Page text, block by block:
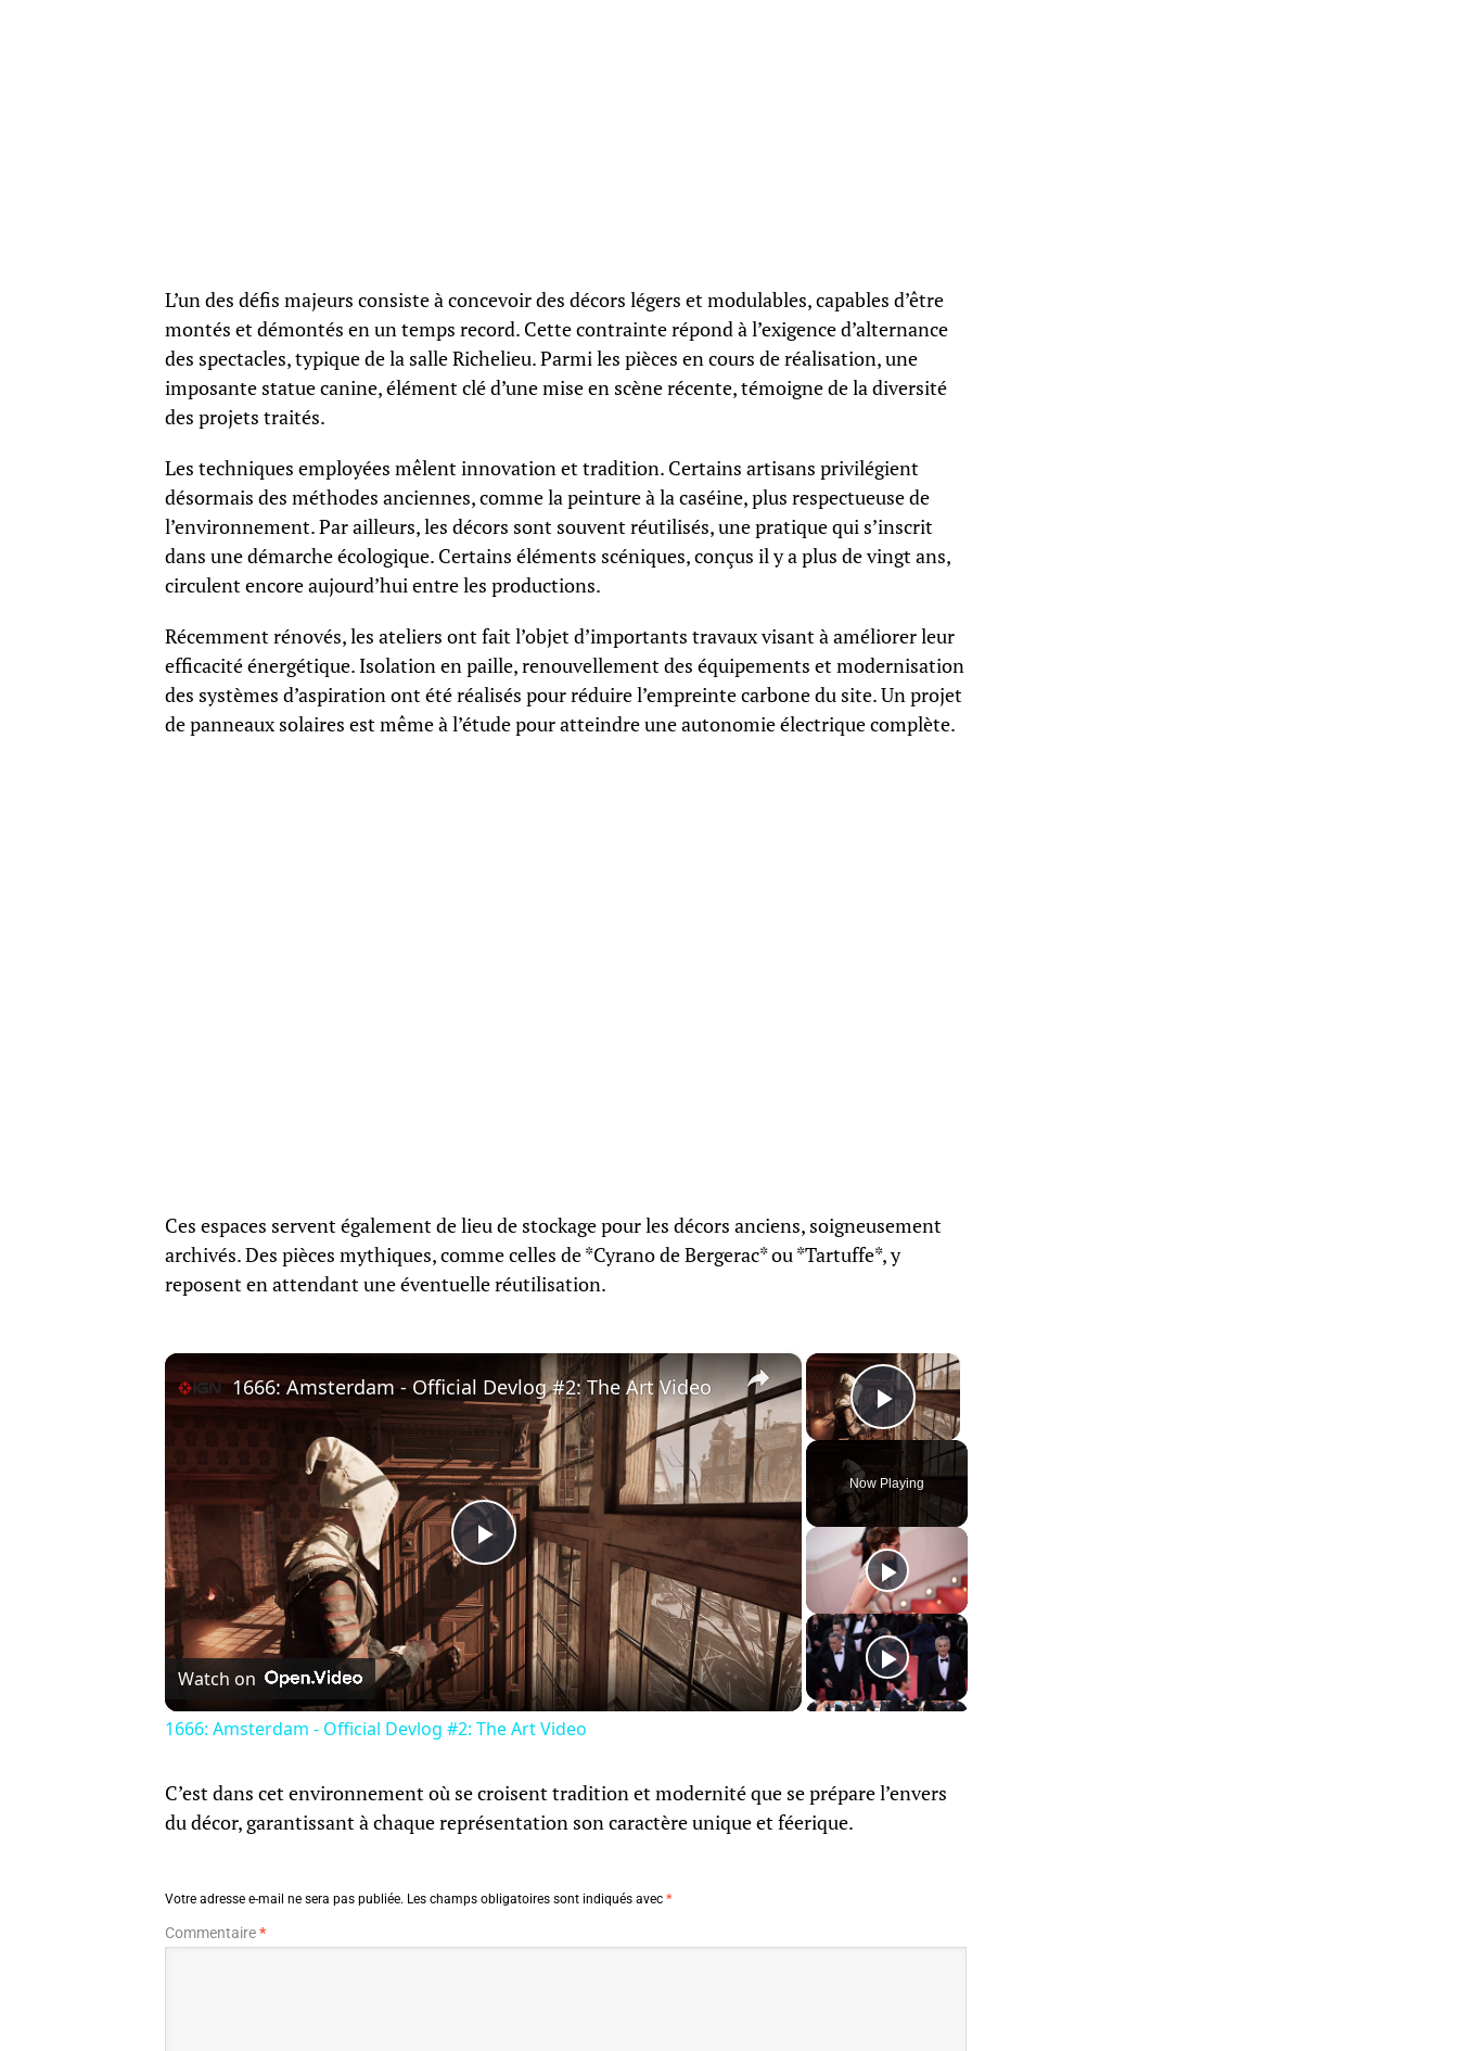
L’un des défis majeurs consiste à concevoir des décors légers et modulables, capables d’être
montés et démontés en un temps record. Cette contrainte répond à l’exigence d’alternance
des spectacles, typique de la salle Richelieu. Parmi les pièces en cours de réalisation, une
imposante statue canine, élément clé d’une mise en scène récente, témoigne de la diversité
des projets traités.
Les techniques employées mêlent innovation et tradition. Certains artisans privilégient
désormais des méthodes anciennes, comme la peinture à la caséine, plus respectueuse de
l’environnement. Par ailleurs, les décors sont souvent réutilisés, une pratique qui s’inscrit
dans une démarche écologique. Certains éléments scéniques, conçus il y a plus de vingt ans,
circulent encore aujourd’hui entre les productions.
Récemment rénovés, les ateliers ont fait l’objet d’importants travaux visant à améliorer leur
efficacité énergétique. Isolation en paille, renouvellement des équipements et modernisation
des systèmes d’aspiration ont été réalisés pour réduire l’empreinte carbone du site. Un projet
de panneaux solaires est même à l’étude pour atteindre une autonomie électrique complète.
Ces espaces servent également de lieu de stockage pour les décors anciens, soigneusement
archivés. Des pièces mythiques, comme celles de *Cyrano de Bergerac* ou *Tartuffe*, y
reposent en attendant une éventuelle réutilisation.
×
Play Video
Now Playing
×
Play
Video
1666: Amsterdam - Official Devlog #2: The Art Video
Watch on
1666: Amsterdam - Official Devlog #2: The Art Video
C’est dans cet environnement où se croisent tradition et modernité que se prépare l’envers
du décor, garantissant à chaque représentation son caractère unique et féerique.
Votre adresse e-mail ne sera pas publiée. Les champs obligatoires sont indiqués avec *
Commentaire*